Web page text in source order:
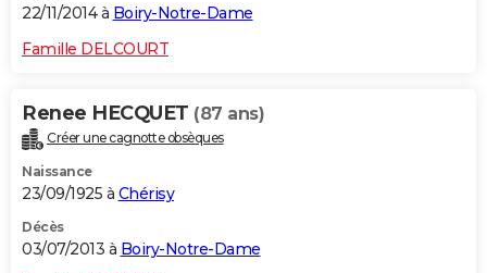
22/11/2014 à Boiry-Notre-Dame
Famille DELCOURT
Renee HECQUET (87 ans)
Créer une cagnotte obsèques
Naissance
23/09/1925 à Chérisy
Décès
03/07/2013 à Boiry-Notre-Dame